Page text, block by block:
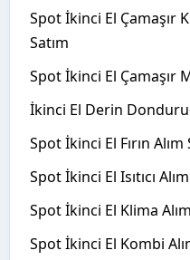
Spot İkinci El Çamaşır
Satım
Spot İkinci El Çamaşır
İkinci El Derin
Spot İkinci El Fırın Alım
Spot İkinci El Isıtıcı
Spot İkinci El Klima
Spot İkinci El Kombi